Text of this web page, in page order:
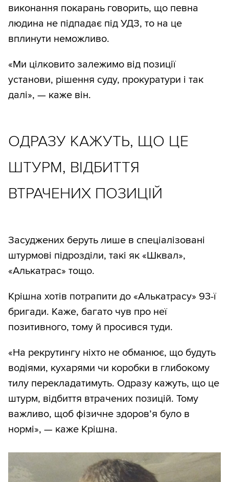
виконання покарань говорить, що певна
людина не підпадає під УДЗ, то на це
вплинути неможливо.
«Ми цілковито залежимо від позиції
установи, рішення суду, прокуратури і так
далі», — каже він.
ОДРАЗУ КАЖУТЬ, ЩО ЦЕ
ШТУРМ, ВІДБИТТЯ
ВТРАЧЕНИХ ПОЗИЦІЙ
Засуджених беруть лише в спеціалізовані
штурмові підрозділи, такі як «Шквал»,
«Алькатрас» тощо.
Крішна хотів потрапити до «Алькатрасу» 93-ї
бригади. Каже, багато чув про неї
позитивного, тому й просився туди.
«На рекрутингу ніхто не обманює, що будуть
водіями, кухарями чи коробки в глибокому
тилу перекладатимуть. Одразу кажуть, що це
штурм, відбиття втрачених позицій. Тому
важливо, щоб фізичне здоров’я було в
нормі», — каже Крішна.